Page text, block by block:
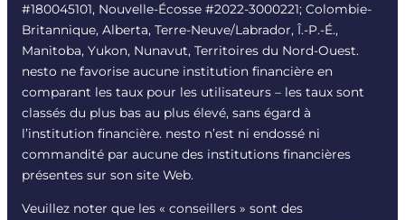
#180045101, Nouvelle-Écosse #2022-3000221; Colombie-
Britannique, Alberta, Terre-Neuve/Labrador, Î.-P.-É.,
Manitoba, Yukon, Nunavut, Territoires du Nord-Ouest.
nesto ne favorise aucune institution financière en
comparant les taux pour les utilisateurs – les taux sont
classés du plus bas au plus élevé, sans égard à
l’institution financière. nesto n’est ni endossé ni
commandité par aucune des institutions financières
présentes sur son site Web.
Veuillez noter que les « conseillers » sont des